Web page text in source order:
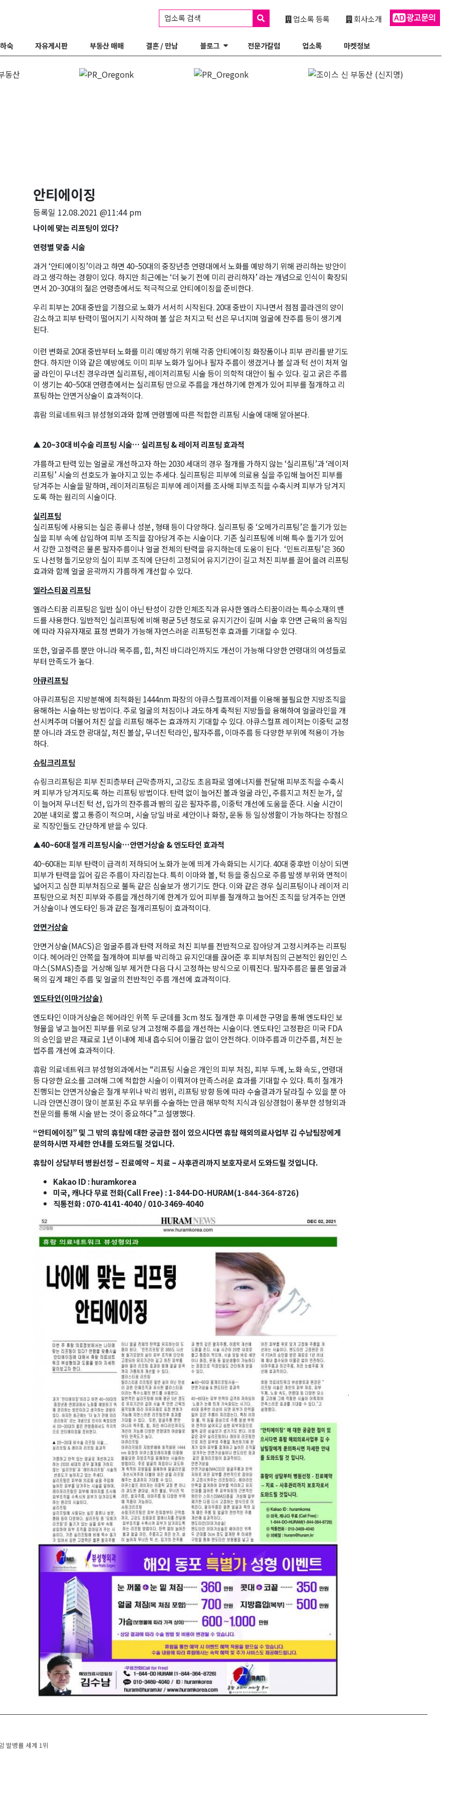
회사소개
업소록 등록
업소록 검색
숙 자유게시판 부동산 매매 결혼 / 만남 블로그 전문가칼럼 업소록 마켓정보
안티에이징
등록일 12.08.2021 @11:44 pm
나이에 맞는 리프팅이 있다?
연령별 맞춤 시술
과거 ‘안티에이징’이라고 하면 40~50대의 중장년층 연령대에서 노화를 예방하기 위해 관리하는 방안이
라고 생각하는 경향이 있다. 하지만 최근에는 ‘더 늦기 전에 미리 관리하자’ 라는 개념으로 인식이 확장되
면서 20~30대의 젊은 연령층에서도 적극적으로 안티에이징을 준비한다.
우리 피부는 20대 중반을 기점으로 노화가 서서히 시작된다. 20대 중반이 지나면서 점점 콜라겐의 양이
감소하고 피부 탄력이 떨어지기 시작하며 볼 살은 처지고 턱 선은 무너지며 얼굴에 잔주름 등이 생기게
된다.
이런 변화로 20대 중반부터 노화를 미리 예방하기 위해 각종 안티에이징 화장품이나 피부 관리를 받기도
한다. 하지만 이와 같은 예방에도 이미 피부 노화가 일어나 팔자 주름이 생겼거나 볼 살과 턱 선이 처져 얼
굴 라인이 무너진 경우라면 실리프팅, 레이저리프팅 시술 등이 의학적 대안이 될 수 있다. 깊고 굵은 주름
이 생기는 40~50대 연령층에서는 실리프팅 만으로 주름을 개선하기에 한계가 있어 피부를 절개하고 리
프팅하는 안면거상술이 효과적이다.
휴람 의료네트워크 뷰성형외과와 함께 연령별에 따른 적합한 리프팅 시술에 대해 알아본다.
▲ 20~30대 비수술 리프팅 시술… 실리프팅 & 레이저 리프팅 효과적
갸름하고 탄력 있는 얼굴로 개선하고자 하는 2030 세대의 경우 절개를 가하지 않는 ‘실리프팅’과 ‘레이저
리프팅’ 시술의 선호도가 높아지고 있는 추세다. 실리프팅은 피부에 의료용 실을 주입해 늘어진 피부를
당겨주는 시술을 말하며, 레이저리프팅은 피부에 레이저를 조사해 피부조직을 수축시켜 피부가 당겨지
도록 하는 원리의 시술이다.
실리프팅
실리프팅에 사용되는 실은 종류나 성분, 형태 등이 다양하다. 실리프팅 중 ‘오메가리프팅’은 돌기가 있는
실을 피부 속에 삽입하여 피부 조직을 잡아당겨 주는 시술이다. 기존 실리프팅에 비해 특수 돌기가 있어
서 강한 고정력은 물론 팔자주름이나 얼굴 전체의 탄력을 유지하는데 도움이 된다. ‘민트리프팅’은 360
도 나선형 돌기모양의 실이 피부 조직에 단단히 고정되어 유지기간이 길고 처진 피부를 끌어 올려 리프팅
효과와 함께 얼굴 윤곽까지 갸름하게 개선할 수 있다.
엘라스티꿈리프팅
엘라스티꿈 리프팅은 일반 실이 아닌 탄성이 강한 인체조직과 유사한 엘라스티꿈이라는 특수소재의 밴
드를 사용한다. 일반적인 실리프팅에 비해 평균 5년 정도로 유지기간이 길며 시술 후 안면 근육의 움직임
에 따라 자유자재로 표정 변화가 가능해 자연스러운 리프팅전후 효과를 기대할 수 있다.
또한, 얼굴주름 뿐만 아니라 목주름, 힙, 처진 바디라인까지도 개선이 가능해 다양한 연령대의 여성들로
부터 만족도가 높다.
아큐리프팅
아큐리프팅은 지방분해에 최적화된 1444nm 파장의 아큐스컬프레이저를 이용해 불필요한 지방조직을
융해하는 시술하는 방법이다. 주로 얼굴의 처짐이나 과도하게 축적된 지방들을 융해하여 얼굴라인을 개
선시켜주며 더불어 처진 살을 리프팅 해주는 효과까지 기대할 수 있다. 아큐스컬프 레이저는 이중턱 교정
뿐 아니라 과도한 광대살, 처진 볼살, 무너진 턱라인, 팔자주름, 이마주름 등 다양한 부위에 적용이 가능
하다.
슈링크리프팅
슈링크리프팅은 피부 진피층부터 근막층까지, 고강도 초음파로 열에너지를 전달해 피부조직을 수축시
켜 피부가 당겨지도록 하는 리프팅 방법이다. 탄력 없이 늘어진 볼과 얼굴 라인, 주름지고 처진 눈가, 살
이 늘어져 무너진 턱 선, 입가의 잔주름과 뺨의 깊은 팔자주름, 이중턱 개선에 도움을 준다. 시술 시간이
20분 내외로 짧고 통증이 적으며, 시술 당일 바로 세안이나 화장, 운동 등 일상생활이 가능하다는 장점으
로 직장인들도 간단하게 받을 수 있다.
▲40~60대 절개 리프팅시술…안면거상술 & 엔도타인 효과적
40~60대는 피부 탄력이 급격히 저하되어 노화가 눈에 띄게 가속화되는 시기다. 40대 중후반 이상이 되면
피부가 탄력을 잃어 깊은 주름이 자리잡는다. 특히 이마와 볼, 턱 등을 중심으로 주름 발생 부위와 면적이
넓어지고 심한 피부처짐으로 불독 같은 심술보가 생기기도 한다. 이와 같은 경우 실리프팅이나 레이저 리
프팅만으로 처진 피부와 주름을 개선하기에 한계가 있어 피부를 절개하고 늘어진 조직을 당겨주는 안면
거상술이나 엔도타인 등과 같은 절개리프팅이 효과적이다.
안면거상술
안면거상술(MACS)은 얼굴주름과 탄력 저하로 처진 피부를 전반적으로 잡아당겨 고정시켜주는 리프팅
이다. 헤어라인 안쪽을 절개하여 피부를 박리하고 유지인대를 끊어준 후 피부처짐의 근본적인 원인인 스
마스(SMAS)층을 거상해 일부 제거한 다음 다시 고정하는 방식으로 이뤄진다. 팔자주름은 물론 얼굴과
목의 깊게 패인 주름 및 얼굴의 전반적인 주름 개선에 효과적이다.
엔도타인(이마거상술)
엔도타인 이마거상술은 헤어라인 위쪽 두 군데를 3cm 정도 절개한 후 미세한 구멍을 통해 엔도타인 보
형물을 넣고 늘어진 피부를 위로 당겨 고정해 주름을 개선하는 시술이다. 엔도타인 고정판은 미국 FDA
의 승인을 받은 재료로 1년 이내에 체내 흡수되어 이물감 없이 안전하다. 이마주름과 미간주름, 처진 눈
썹주름 개선에 효과적이다.
휴람 의료네트워크 뷰성형외과에서는 “리프팅 시술은 개인의 피부 처짐, 피부 두께, 노화 속도, 연령대
등 다양한 요소를 고려해 그에 적합한 시술이 이뤄져야 만족스러운 효과를 기대할 수 있다. 특히 절개가
진행되는 안면거상술은 절개 부위나 박리 범위, 리프팅 방향 등에 따라 수술결과가 달라질 수 있을 뿐 아
니라 안면신경이 많이 분포된 주요 부위를 수술하는 만큼 해부학적 지식과 임상경험이 풍부한 성형외과
전문의를 통해 시술 받는 것이 중요하다”고 설명했다.
“안티에이징” 및 그 밖의 휴람에 대한 궁금한 점이 있으시다면 휴람 해외의료사업부 김 수남팀장에게
문의하시면 자세한 안내를 도와드릴 것입니다.
휴람이 상담부터 병원선정 – 진료예약 – 치료 – 사후관리까지 보호자로서 도와드릴 것입니다.
Kakao ID : huramkorea
미국, 캐나다 무료 전화(Call Free) : 1-844-DO-HURAM(1-844-364-8726)
직통전화 : 070-4141-4040 / 010-3469-4040
발병률 세계 1위
K 뉴스레터 구독
곤K 뉴스레터를 통해 다양한 로컬소식과 오레곤 한인 사회 정보를 받아
this form, you are consenting to receive KCR Media Group from: KCR Media Group, 23416 Hwy 99
WA, 98026, US, https://wowseattle.com. You can revoke your consent to receive emails at any time
link, found at the bottom of every email.Emails are serviced by Constant Contact.
오레곤K 뉴스레터 구독하기!